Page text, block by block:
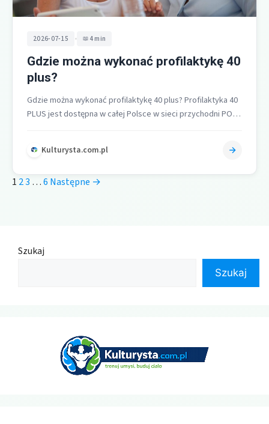
2026-07-15 • 4 min
Gdzie można wykonać profilaktykę 40
plus?
Gdzie można wykonać profilaktykę 40 plus? Profilaktyka 40
PLUS jest dostępna w całej Polsce w sieci przychodni POZ i
Kulturysta.com.pl
1 23 …6 Następne →
Szukaj
Szukaj